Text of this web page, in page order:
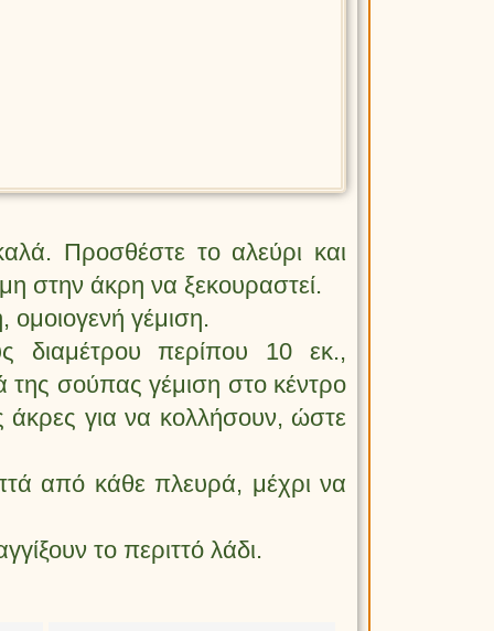
Προσθέστε το αλεύρι και
στην άκρη να ξεκουραστεί.
ομοιογενή γέμιση.
διαμέτρου περίπου 10 εκ.,
της σούπας γέμιση στο κέντρο
άκρες για να κολλήσουν, ώστε
από κάθε πλευρά, μέχρι να
το περιττό λάδι.